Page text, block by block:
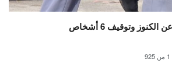
وتوقيف 6 أشخاص
1 من 925